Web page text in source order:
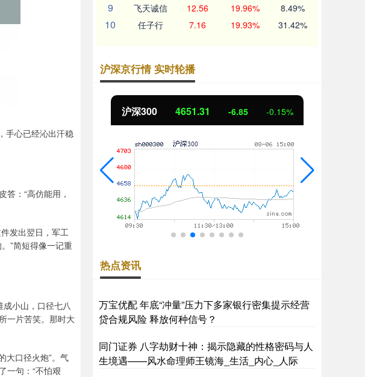
手心已经沁出汗稳
：“高仿能用，
发出翌日，军工
”简短得像一记重
小山，口径七八
一片苦笑。那时大
大口径火炮”。气
一句：“不怕艰
9 飞天诚信 12.56 19.96% 8.49%
10 任子行 7.16 19.93% 31.42%
沪深京行情 实时轮播
北证50 1122.88 3.42 0.30%
热点资讯
万宝优配 年底“冲量”压力下多家银行密集提示经营
贷合规风险 释放何种信号？
同门证券 八字劫财十神：揭示隐藏的性格密码与人
生境遇——风水命理师王镜海_生活_内心_人际